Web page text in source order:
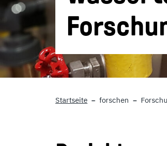
Startseite forschen